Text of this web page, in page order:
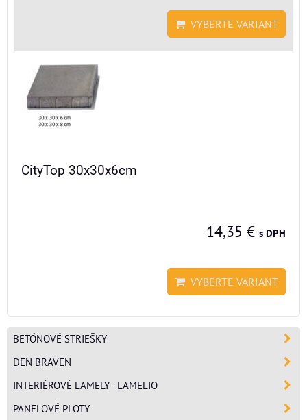
VYBERTE VARIANT
CityTop 30x30x6cm
14,35 € s DPH
VYBERTE VARIANT
BETÓNOVÉ STRIEŠKY
DEN BRAVEN
INTERIÉROVÉ LAMELY - LAMELIO
PANELOVÉ PLOTY